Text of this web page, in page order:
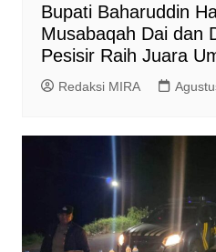
Bupati Baharuddin
Musabaqah Dai dan
Pesisir Raih Juara
Redaksi MIRA